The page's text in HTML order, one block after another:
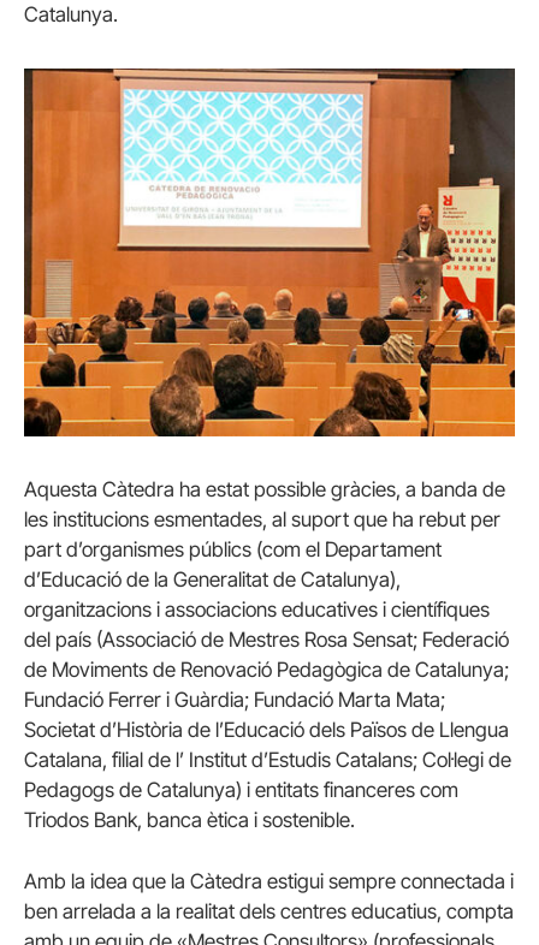
Catalunya.
Aquesta Càtedra ha estat possible gràcies, a banda de
les institucions esmentades, al suport que ha rebut per
part d’organismes públics (com el Departament
d’Educació de la Generalitat de Catalunya),
organitzacions i associacions educatives i científiques
del país (Associació de Mestres Rosa Sensat; Federació
de Moviments de Renovació Pedagògica de Catalunya;
Fundació Ferrer i Guàrdia; Fundació Marta Mata;
Societat d’Història de l’Educació dels Països de Llengua
Catalana, filial de l’ Institut d’Estudis Catalans; Col·legi de
Pedagogs de Catalunya) i entitats financeres com
Triodos Bank, banca ètica i sostenible.
Amb la idea que la Càtedra estigui sempre connectada i
ben arrelada a la realitat dels centres educatius, compta